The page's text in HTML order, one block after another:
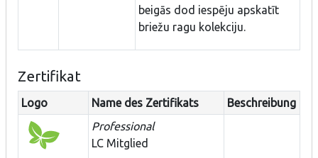
beigās dod iespēju apskatīt
briežu ragu kolekciju.
Zertifikat
Logo Name des Zertifikats
Beschreibung
Professional
LC Mitglied